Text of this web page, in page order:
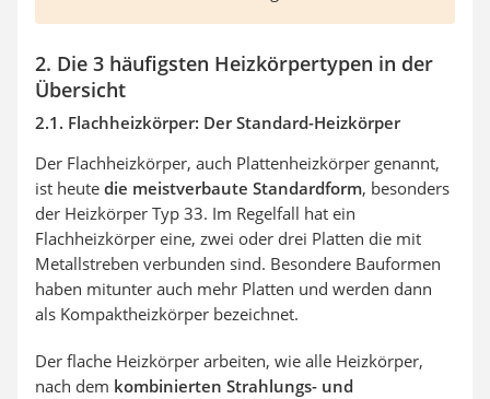
2. Die 3 häufigsten Heizkörpertypen in der
Übersicht
2.1. Flachheizkörper: Der Standard-Heizkörper
Der Flachheizkörper, auch Plattenheizkörper genannt,
ist heute die meistverbaute Standardform, besonders
der Heizkörper Typ 33. Im Regelfall hat ein
Flachheizkörper eine, zwei oder drei Platten die mit
Metallstreben verbunden sind. Besondere Bauformen
haben mitunter auch mehr Platten und werden dann
als Kompaktheizkörper bezeichnet.
Der flache Heizkörper arbeiten, wie alle Heizkörper,
nach dem kombinierten Strahlungs- und